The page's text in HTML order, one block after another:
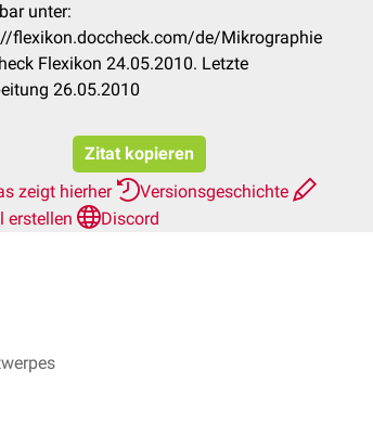
unter:
flexikon.doccheck.com/de/Mikrographie
Flexikon 24.05.2010. Letzte
26.05.2010
Zitat kopieren
zeigt hierher
Versionsgeschichte
erstellen
Discord